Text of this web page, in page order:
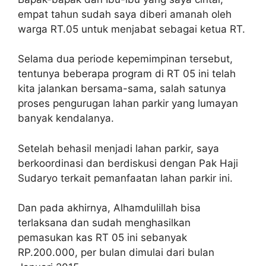
empat tahun sudah saya diberi amanah oleh
warga RT.05 untuk menjabat sebagai ketua RT.
Selama dua periode kepemimpinan tersebut,
tentunya beberapa program di RT 05 ini telah
kita jalankan bersama-sama, salah satunya
proses pengurugan lahan parkir yang lumayan
banyak kendalanya.
Setelah behasil menjadi lahan parkir, saya
berkoordinasi dan berdiskusi dengan Pak Haji
Sudaryo terkait pemanfaatan lahan parkir ini.
Dan pada akhirnya, Alhamdulillah bisa
terlaksana dan sudah menghasilkan
pemasukan kas RT 05 ini sebanyak
RP.200.000, per bulan dimulai dari bulan